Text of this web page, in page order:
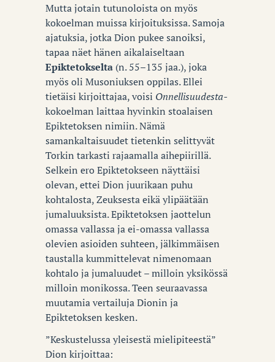
Mutta jotain tutunoloista on myös
kokoelman muissa kirjoituksissa. Samoja
ajatuksia, jotka Dion pukee sanoiksi,
tapaa näet hänen aikalaiseltaan
Epiktetokselta (n. 55–135 jaa.), joka
myös oli Musoniuksen oppilas. Ellei
tietäisi kirjoittajaa, voisi Onnellisuudesta-
kokoelman laittaa hyvinkin stoalaisen
Epiktetoksen nimiin. Nämä
samankaltaisuudet tietenkin selittyvät
Torkin tarkasti rajaamalla aihepiirillä.
Selkein ero Epiktetokseen näyttäisi
olevan, ettei Dion juurikaan puhu
kohtalosta, Zeuksesta eikä ylipäätään
jumaluuksista. Epiktetoksen jaottelun
omassa vallassa ja ei-omassa vallassa
olevien asioiden suhteen, jälkimmäisen
taustalla kummittelevat nimenomaan
kohtalo ja jumaluudet – milloin yksikössä
milloin monikossa. Teen seuraavassa
muutamia vertailuja Dionin ja
Epiktetoksen kesken.
”Keskustelussa yleisestä mielipiteestä”
Dion kirjoittaa: